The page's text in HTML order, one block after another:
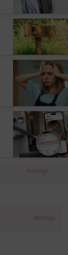
Anzeige
Anzeige